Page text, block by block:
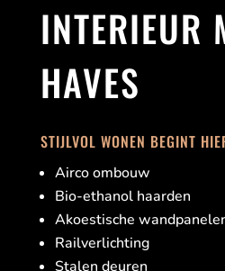
INTERIEUR
HAVES
STIJLVOL WONEN BEGINT
Airco ombouw
Bio-ethanol haarden
Akoestische
Railverlichting
Stalen deuren